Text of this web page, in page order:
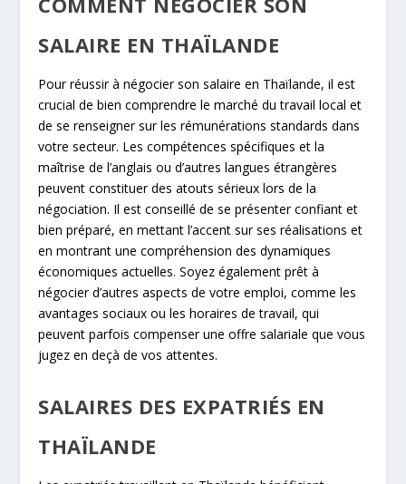
SALAIRE EN THAÏLANDE
Pour réussir à négocier son salaire en Thaïlande, il est
crucial de bien comprendre le marché du travail local et
de se renseigner sur les rémunérations standards dans
votre secteur. Les compétences spécifiques et la
maîtrise de l’anglais ou d’autres langues étrangères
peuvent constituer des atouts sérieux lors de la
négociation. Il est conseillé de se présenter confiant et
bien préparé, en mettant l’accent sur ses réalisations et
en montrant une compréhension des dynamiques
économiques actuelles. Soyez également prêt à
négocier d’autres aspects de votre emploi, comme les
avantages sociaux ou les horaires de travail, qui
peuvent parfois compenser une offre salariale que vous
jugez en deçà de vos attentes.
SALAIRES DES EXPATRIÉS EN
THAÏLANDE